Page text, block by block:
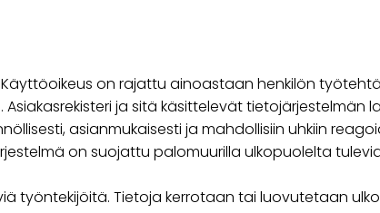
on rajattu ainoastaan henkilön
ja sitä käsittelevät tietojärjestelmän
asianmukaisesti ja mahdollisiin uhkiin
on suojattu palomuurilla ulkopuolelta
työntekijöitä. Tietoja kerrotaan tai luovutetaan